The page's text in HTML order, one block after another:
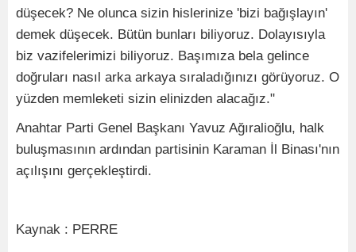
düşecek? Ne olunca sizin hislerinize 'bizi bağışlayın'
demek düşecek. Bütün bunları biliyoruz. Dolayısıyla
biz vazifelerimizi biliyoruz. Başımıza bela gelince
doğruları nasıl arka arkaya sıraladığınızı görüyoruz. O
yüzden memleketi sizin elinizden alacağız."
Anahtar Parti Genel Başkanı Yavuz Ağıralioğlu, halk
buluşmasının ardından partisinin Karaman İl Binası'nın
açılışını gerçekleştirdi.
Kaynak : PERRE